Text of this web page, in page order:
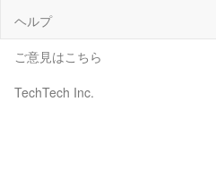
ヘルプ
ご意見はこちら
TechTech Inc.